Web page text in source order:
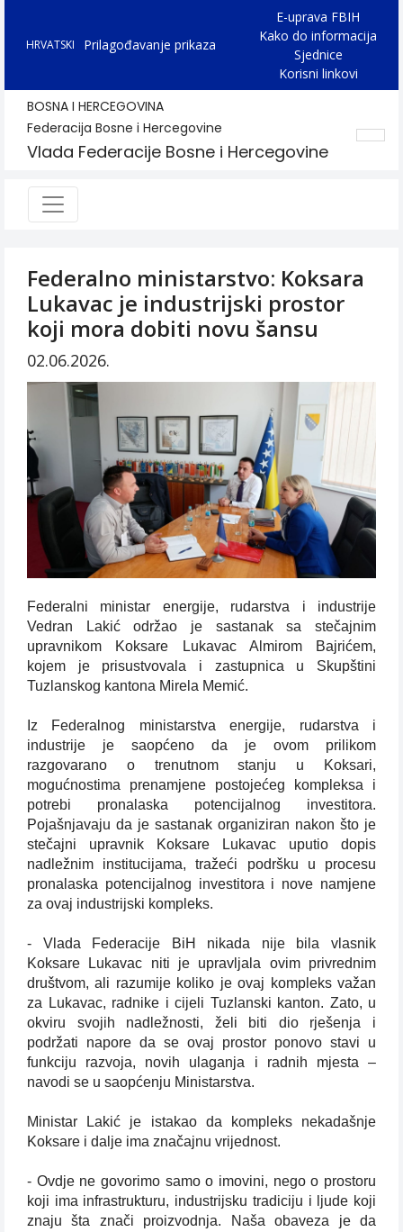
HRVATSKI Prilagođavanje prikaza
E-uprava FBIH
Kako do informacija
Sjednice
Korisni linkovi
BOSNA I HERCEGOVINA
Federacija Bosne i Hercegovine
Vlada Federacije Bosne i Hercegovine
Federalno ministarstvo: Koksara
Lukavac je industrijski prostor
koji mora dobiti novu šansu
02.06.2026.
Federalni ministar energije, rudarstva i industrije
Vedran Lakić održao je sastanak sa stečajnim
upravnikom Koksare Lukavac Almirom Bajrićem,
kojem je prisustvovala i zastupnica u Skupštini
Tuzlanskog kantona Mirela Memić.
Iz Federalnog ministarstva energije, rudarstva i
industrije je saopćeno da je ovom prilikom
razgovarano o trenutnom stanju u Koksari,
mogućnostima prenamjene postojećeg kompleksa i
potrebi pronalaska potencijalnog investitora.
Pojašnjavaju da je sastanak organiziran nakon što je
stečajni upravnik Koksare Lukavac uputio dopis
nadležnim institucijama, tražeći podršku u procesu
pronalaska potencijalnog investitora i nove namjene
za ovaj industrijski kompleks.
- Vlada Federacije BiH nikada nije bila vlasnik
Koksare Lukavac niti je upravljala ovim privrednim
društvom, ali razumije koliko je ovaj kompleks važan
za Lukavac, radnike i cijeli Tuzlanski kanton. Zato, u
okviru svojih nadležnosti, želi biti dio rješenja i
podržati napore da se ovaj prostor ponovo stavi u
funkciju razvoja, novih ulaganja i radnih mjesta –
navodi se u saopćenju Ministarstva.
Ministar Lakić je istakao da kompleks nekadašnje
Koksare i dalje ima značajnu vrijednost.
- Ovdje ne govorimo samo o imovini, nego o prostoru
koji ima infrastrukturu, industrijsku tradiciju i ljude koji
znaju šta znači proizvodnja. Naša obaveza je da